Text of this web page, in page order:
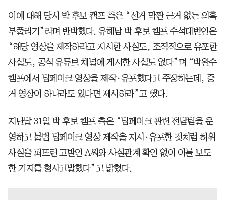
이에 대해 당시 박 후보 캠프 측은 “선거 막판 근거 없는 의혹
부풀리기”라며 반박했다. 유해남 박 후보 캠프 수석대변인은
“해당 영상을 제작하라고 지시한 사실도, 조직적으로 유포한
사실도, 공식 유튜브 채널에 게시한 사실도 없다”며 “박완수
캠프에서 딥페이크 영상을 제작·유포했다고 주장하는데, 증
거 영상이 하나라도 있다면 제시하라”고 했다.
지난달 31일 박 후보 캠프 측은 “딥페이크 관련 전담팀을 운
영하고 불법 딥페이크 영상 제작을 지시·유포한 것처럼 허위
사실을 퍼뜨린 고발인 A씨와 사실관계 확인 없이 이를 보도
한 기자를 형사고발했다”고 밝혔다.